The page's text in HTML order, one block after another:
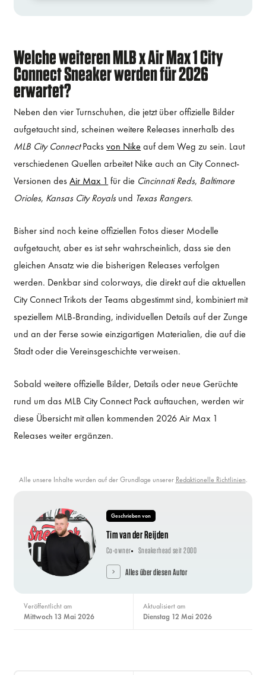
Welche weiteren MLB x Air Max 1 City
Connect Sneaker werden für 2026
erwartet?
Neben den vier Turnschuhen, die jetzt über offizielle Bilder
aufgetaucht sind, scheinen weitere Releases innerhalb des
MLB City ConnectPacksvon Nike auf dem Weg zu sein. Laut
verschiedenen Quellen arbeitet Nike auch an City Connect-
Versionen desAir Max 1 für die Cincinnati Reds, Baltimore
Orioles, Kansas City Royals und Texas Rangers.
Bisher sind noch keine offiziellen Fotos dieser Modelle
aufgetaucht, aber es ist sehr wahrscheinlich, dass sie den
gleichen Ansatz wie die bisherigen Releases verfolgen
werden. Denkbar sind colorways, die direkt auf die aktuellen
City Connect Trikots der Teams abgestimmt sind, kombiniert mit
speziellem MLB-Branding, individuellen Details auf der Zunge
und an der Ferse sowie einzigartigen Materialien, die auf die
Stadt oder die Vereinsgeschichte verweisen.
Sobald weitere offizielle Bilder, Details oder neue Gerüchte
rund um das MLB City Connect Pack auftauchen, werden wir
diese Übersicht mit allen kommenden 2026 Air Max 1
Releases weiter ergänzen.
Alle unsere Inhalte wurden auf der Grundlage unserer Redaktionelle Richtlinien.
Geschrieben von
Tim van der Reijden
Co-owner Sneakerhead seit 2000
Alles über diesen Autor
Veröffentlicht am
Mittwoch 13 Mai 2026
Aktualisiert am
Dienstag 12 Mai 2026